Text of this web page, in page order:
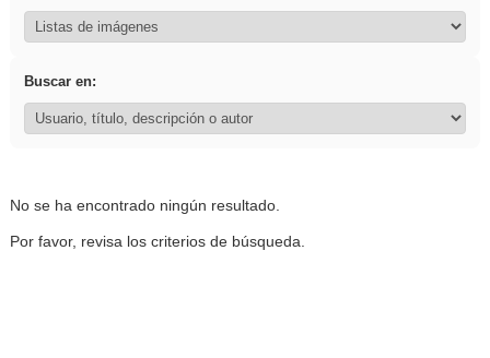
Buscar en:
No se ha encontrado ningún resultado.
Por favor, revisa los criterios de búsqueda.